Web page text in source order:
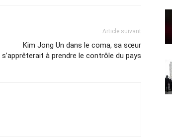
Article suivant
Kim Jong Un dans le coma, sa sœur
s’apprêterait à prendre le contrôle du pays